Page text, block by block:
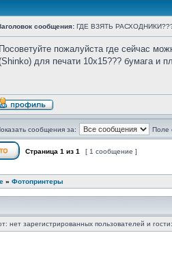
сообщения: ГДЕ ВЗЯТЬ
Посоветуйте пожалуйста где сейчас
для печати 10х15??? бумага и
сообщения за: Поле
Страница 1 из 1 [ 1 сообщение ]
» Фотопринтеры
нет зарегистрированных пользователей и